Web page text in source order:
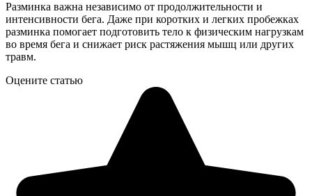
Разминка важна независимо от продолжительности и
интенсивности бега. Даже при коротких и легких пробежках
разминка помогает подготовить тело к физическим нагрузкам
во время бега и снижает риск растяжения мышц или других
травм.
Оцените статью